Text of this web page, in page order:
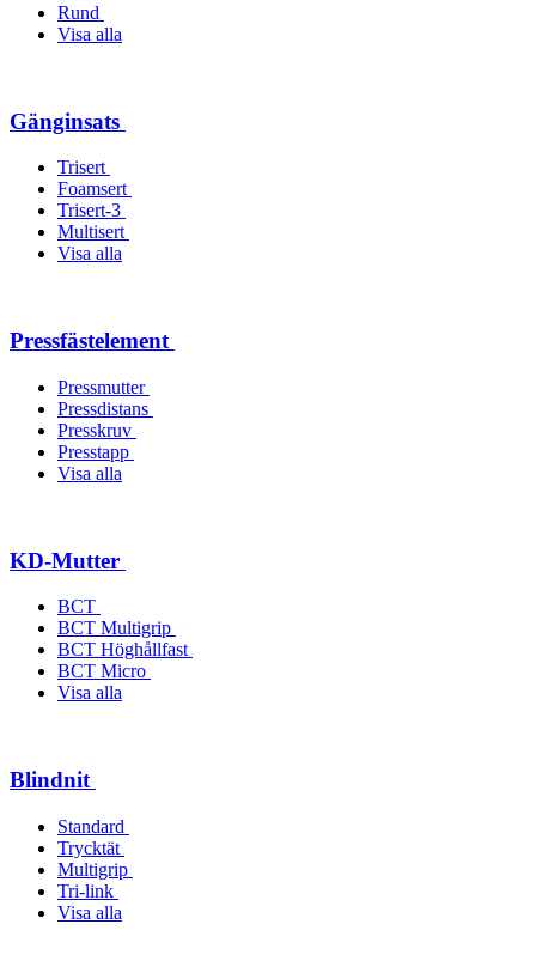
Rund
Visa alla
Gänginsats
Trisert
Foamsert
Trisert-3
Multisert
Visa alla
Pressfästelement
Pressmutter
Pressdistans
Presskruv
Presstapp
Visa alla
KD-Mutter
BCT
BCT Multigrip
BCT Höghållfast
BCT Micro
Visa alla
Blindnit
Standard
Trycktät
Multigrip
Tri-link
Visa alla